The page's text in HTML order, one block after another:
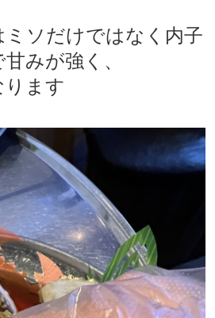
ソだけではなく内子
みが強く、
ります